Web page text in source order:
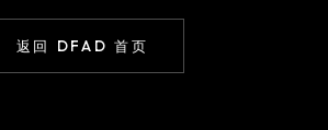
返回 DFAD 首页